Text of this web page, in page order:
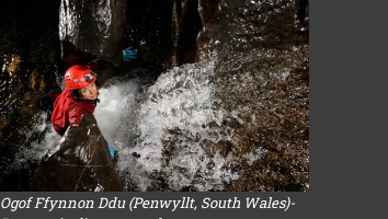
Ogof Ffynnon Ddu (Penwyllt, South Wales)-